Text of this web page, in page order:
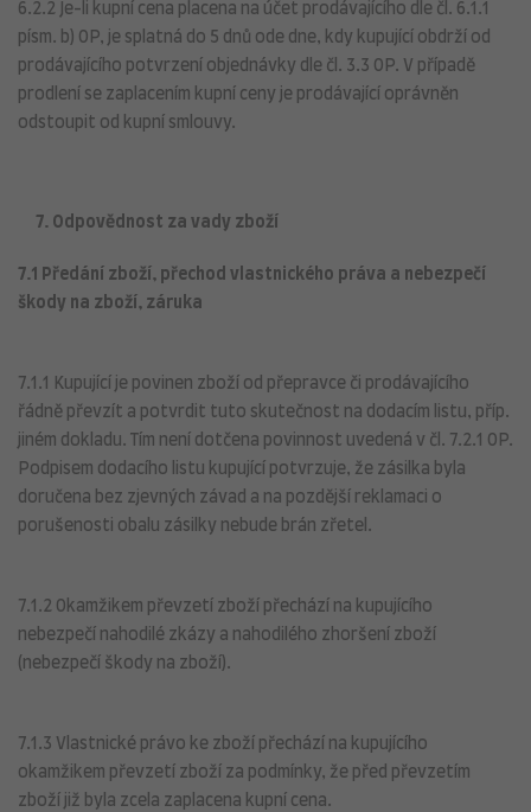
6.2.2 Je-li kupní cena placena na účet prodávajícího dle čl. 6.1.1
písm. b) OP, je splatná do 5 dnů ode dne, kdy kupující obdrží od
prodávajícího potvrzení objednávky dle čl. 3.3 OP. V případě
prodlení se zaplacením kupní ceny je prodávající oprávněn
odstoupit od kupní smlouvy.
7. Odpovědnost za vady zboží
7.1 Předání zboží, přechod vlastnického práva a nebezpečí
škody na zboží, záruka
7.1.1 Kupující je povinen zboží od přepravce či prodávajícího
řádně převzít a potvrdit tuto skutečnost na dodacím listu, příp.
jiném dokladu. Tím není dotčena povinnost uvedená v čl. 7.2.1 OP.
Podpisem dodacího listu kupující potvrzuje, že zásilka byla
doručena bez zjevných závad a na pozdější reklamaci o
porušenosti obalu zásilky nebude brán zřetel.
7.1.2 Okamžikem převzetí zboží přechází na kupujícího
nebezpečí nahodilé zkázy a nahodilého zhoršení zboží
(nebezpečí škody na zboží).
7.1.3 Vlastnické právo ke zboží přechází na kupujícího
okamžikem převzetí zboží za podmínky, že před převzetím
zboží již byla zcela zaplacena kupní cena.